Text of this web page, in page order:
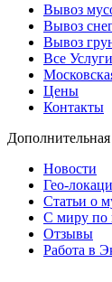
Вывоз
Вывоз
Вывоз
Все Услуги
Цены
Контакты
Новости
Гео-
Статьи о
С миру по
Отзывы
Работа в